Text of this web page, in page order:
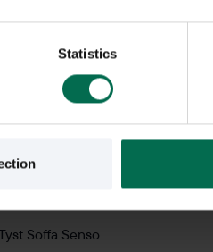
Statistics
Soffa Senso